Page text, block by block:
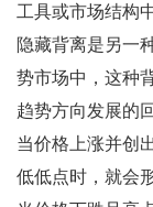
工具或市场结构
隐藏背离是另一
势市场中，这种
趋势方向发展的
当价格上涨并创
低低点时，就会